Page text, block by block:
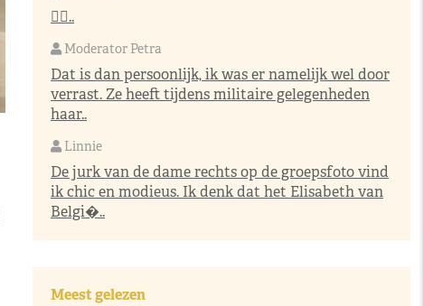
👌🏼..
Moderator Petra
Dat is dan persoonlijk, ik was er namelijk wel door
verrast. Ze heeft tijdens militaire gelegenheden
haar..
Linnie
De jurk van de dame rechts op de groepsfoto vind
ik chic en modieus. Ik denk dat het Elisabeth van
Belgi�..
Meest gelezen